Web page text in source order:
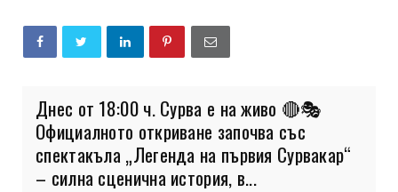
Днес от 18:00 ч. Сурва е на живо 🔴🎭
Официалното откриване започва със
спектакъла „Легенда на първия Сурвакар“
– силна сценична история, в...